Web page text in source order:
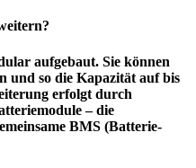
aufgebaut. Sie können
und so die Kapazität auf bis
erfolgt durch
– die
BMS (Batterie-